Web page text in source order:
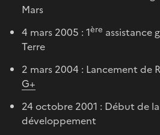
Mars
4 mars 2005 : 1ère assistance
Terre
2 mars 2004 : Lancement de
G+
24 octobre 2001 : Début de
développement